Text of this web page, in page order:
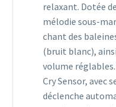
relaxant. Dotée
mélodie sous-
chant des
(bruit blanc),
volume
Cry Sensor, avec
déclenche